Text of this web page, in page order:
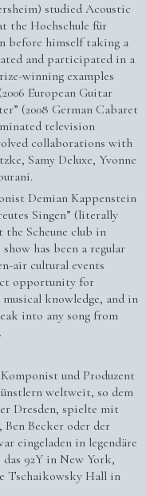
studied Acoustic
the Hochschule für
before himself taking a
and participated in a
winning examples
European Guitar
(2008 German Cabaret
television
collaborations with
Samy Deluxe, Yvonne
Demian Kappenstein
Singen” (literally
the Scheune club in
has been a regular
air cultural events
opportunity for
knowledge, and in
into any song from
und Produzent
weltweit, so dem
Dresden, spielte mit
Ben Becker oder der
eingeladen in legendäre
92Y in New York,
Tschaikowsky Hall in